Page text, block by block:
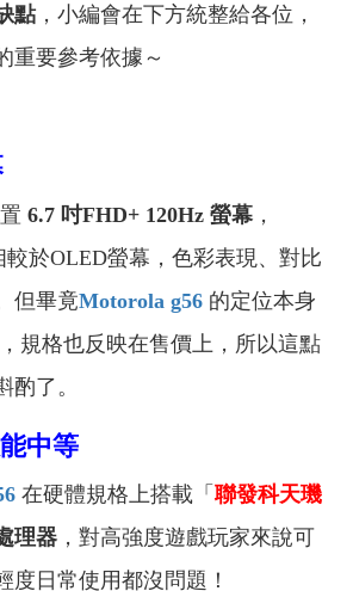
點，小編會在下方統整給各位，
重要參考依據～
6.7 吋FHD+ 120Hz 螢幕 ，
較於OLED螢幕，色彩表現、對比
但畢竟Motorola g56 的定位本身
規格也反映在售價上，所以這點
酌了。
中等
在硬體規格上搭載「 聯發科天璣
理器 ，對高強度遊戲玩家來說可
度日常使用都沒問題！